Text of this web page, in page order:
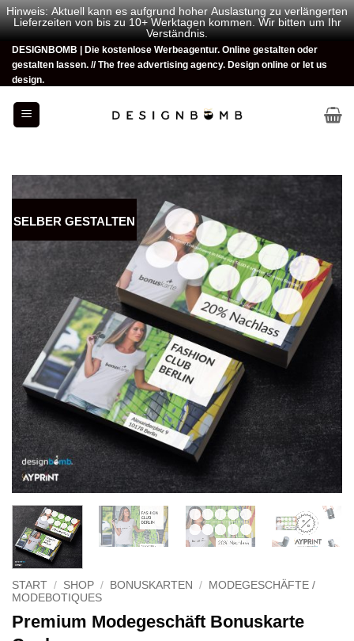
Hinweis: Aktuell kann es aufgrund hoher Auslastung zu verlängerten
Lieferzeiten von bis zu 10+ Werktagen kommen. Wir bitten um Ihr
Verständnis.
Zum
Inhalt
springen
DESIGNBOMB | Die kostenlose Werbeagentur. Online gestalten oder
gestalten lassen. // The free advertising agency. Design online or let us
design.
SELBER GESTALTEN
START / SHOP / BONUSKARTEN /
MODEGESCHÄFTE /
MODEBOTIQUES
Premium Modegeschäft Bonuskarte